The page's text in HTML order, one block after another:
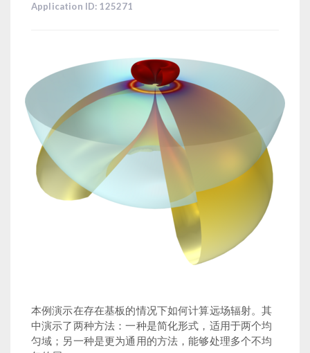
Application ID: 125271
本例演示在存在基板的情况下如何计算远场辐射。其
中演示了两种方法：一种是简化形式，适用于两个均
匀域；另一种是更为通用的方法，能够处理多个不均